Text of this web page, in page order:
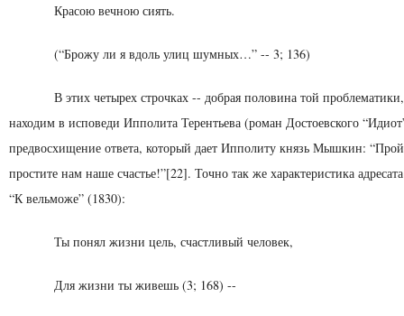
Красою вечною сиять.
(“Брожу ли я вдоль улиц шумных…” -- 3; 136)
В этих четырех строчках -- добрая половина той
находим в исповеди Ипполита Терентье­ва (роман Достоевского
предвосхищение отве­та, который дает Ипполиту князь Мышкин:
простите нам наше счастье!”[22]. Точно так же характе­ристика
“К вельможе” (1830):
Ты понял жизни цель, счастливый человек,
Для жизни ты живешь (3; 168) --